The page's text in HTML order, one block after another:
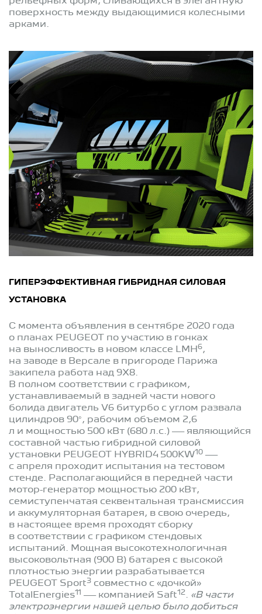
поверхность между выдающимися колесными
арками.
ГИПЕРЭФФЕКТИВНАЯ ГИБРИДНАЯ СИЛОВАЯ
УСТАНОВКА
С момента объявления в сентябре 2020 года
о планах PEUGEOT по участию в гонках
на выносливость в новом классе LMH 6 ,
на заводе в Версале в пригороде Парижа
закипела работа над 9X8.
В полном соответствии с графиком,
устанавливаемый в задней части нового
болида двигатель V6 битурбо с углом развала
цилиндров 90°, рабочим объемом 2,6
л и мощностью 500 кВт (680 л.с.) — являющийся
составной частью гибридной силовой
установки PEUGEOT HYBRID4 500KW10 —
с апреля проходит испытания на тестовом
стенде. Располагающийся в передней части
мотор-генератор мощностью 200 кВт,
семиступенчатая секвентальная трансмиссия
и аккумуляторная батарея, в свою очередь,
в настоящее время проходят сборку
в соответствии с графиком стендовых
испытаний. Мощная высокотехнологичная
высоковольтная (900 В) батарея с высокой
плотностью энергии разрабатывается
PEUGEOT Sport 3 совместно с «дочкой»
TotalEnergies11 — компанией Saft12 . «В части
электроэнергии нашей целью было добиться